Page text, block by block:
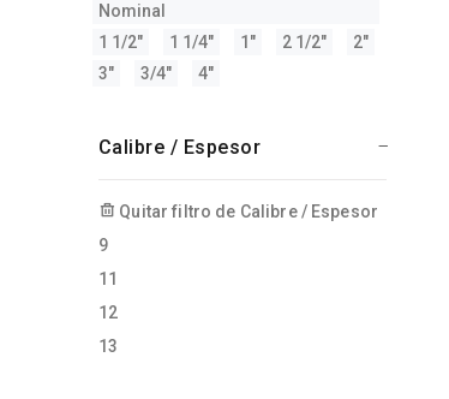
Nominal
1 1/2"
1 1/4" 1" 2 1/2"
2"
3"
3/4" 4"
Calibre / Espesor
Quitar filtro de Calibre / Espesor
9
11
12
13